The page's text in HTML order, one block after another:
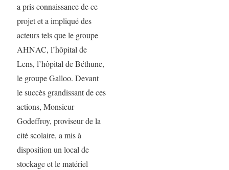
a pris connaissance de ce
projet et a impliqué des
acteurs tels que le groupe
AHNAC, l’hôpital de
Lens, l’hôpital de Béthune,
le groupe Galloo. Devant
le succès grandissant de ces
actions, Monsieur
Godeffroy, proviseur de la
cité scolaire, a mis à
disposition un local de
stockage et le matériel